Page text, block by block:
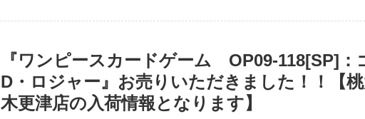
『ワンピースカードゲーム OP09-118[SP]：
D・ロジャー』お売りいただきました！！【桃
木更津店の入荷情報となります】